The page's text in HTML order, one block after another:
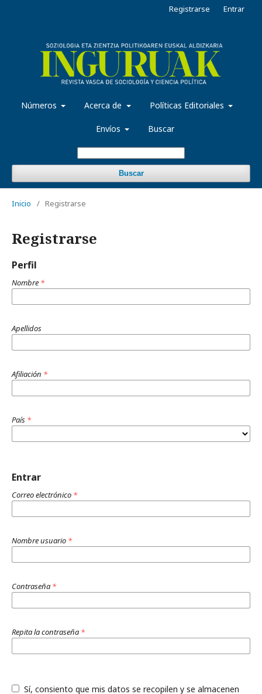
Números Acerca de Políticas Editoriales
Envíos Buscar
Buscar
Registrarse Entrar
Inicio / Registrarse
Registrarse
Perfil
Nombre *
Apellidos
Afiliación *
País *
Entrar
Correo electrónico *
Nombre usuario *
Contraseña *
Repita la contraseña *